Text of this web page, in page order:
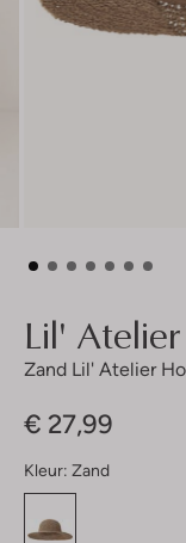
Lil' Atelier
Zand Lil' Atelier
€ 27,99
Kleur: Zand